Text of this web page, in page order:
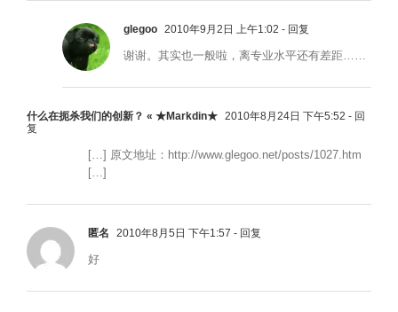
glegoo 2010年9月2日 上午1:02 - 回复
谢谢。其实也一般啦，离专业水平还有差距……
什么在扼杀我们的创新？ « ★Markdin★ 2010年8月24日 下午5:52 - 回
复
[…] 原文地址：http://www.glegoo.net/posts/1027.htm
[…]
匿名 2010年8月5日 下午1:57 - 回复
好